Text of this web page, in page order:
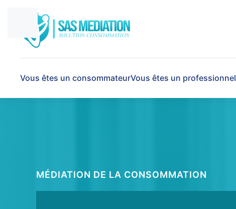
Vous êtes un consommateurVous êtes un professionnel
MÉDIATION DE LA CONSOMMATION